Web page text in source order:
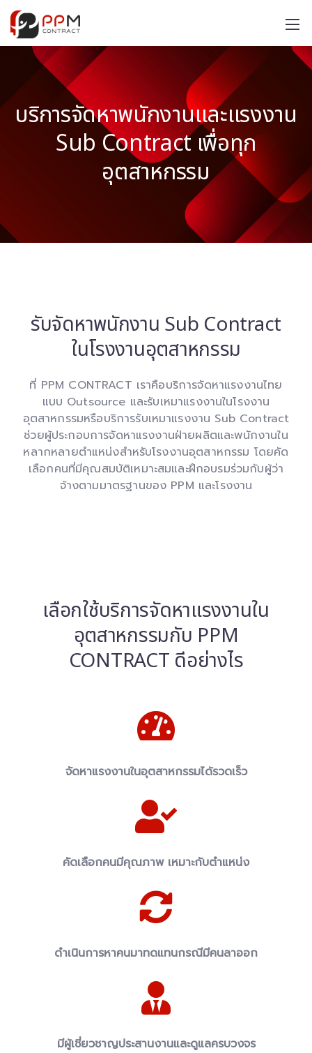
บริการจัดหาพนักงานและแรงงาน
Sub Contract เพื่อทุก
อุตสาหกรรม
รับจัดหาพนักงาน Sub Contract
ในโรงงานอุตสาหกรรม
ที่ PPM CONTRACT เราคือบริการจัดหาแรงงานไทย
แบบ Outsource และรับเหมาแรงงานในโรงงาน
อุตสาหกรรมหรือบริการรับเหมาแรงงาน Sub Contract
ช่วยผู้ประกอบการจัดหาแรงงานฝ่ายผลิตและพนักงานใน
หลากหลายตำแหน่งสำหรับโรงงานอุตสาหกรรม โดยคัด
เลือกคนที่มีคุณสมบัติเหมาะสมและฝึกอบรมร่วมกับผู้ว่า
จ้างตามมาตรฐานของ PPM และโรงงาน
เลือกใช้บริการจัดหาแรงงานใน
อุตสาหกรรมกับ PPM
CONTRACT ดีอย่างไร
จัดหาแรงงานในอุตสาหกรรมได้รวดเร็ว
คัดเลือกคนมีคุณภาพ เหมาะกับตำแหน่ง
ดำเนินการหาคนมาทดแทนกรณีมีคนลาออก
มีผู้เชี่ยวชาญประสานงานและดูแลครบวงจร